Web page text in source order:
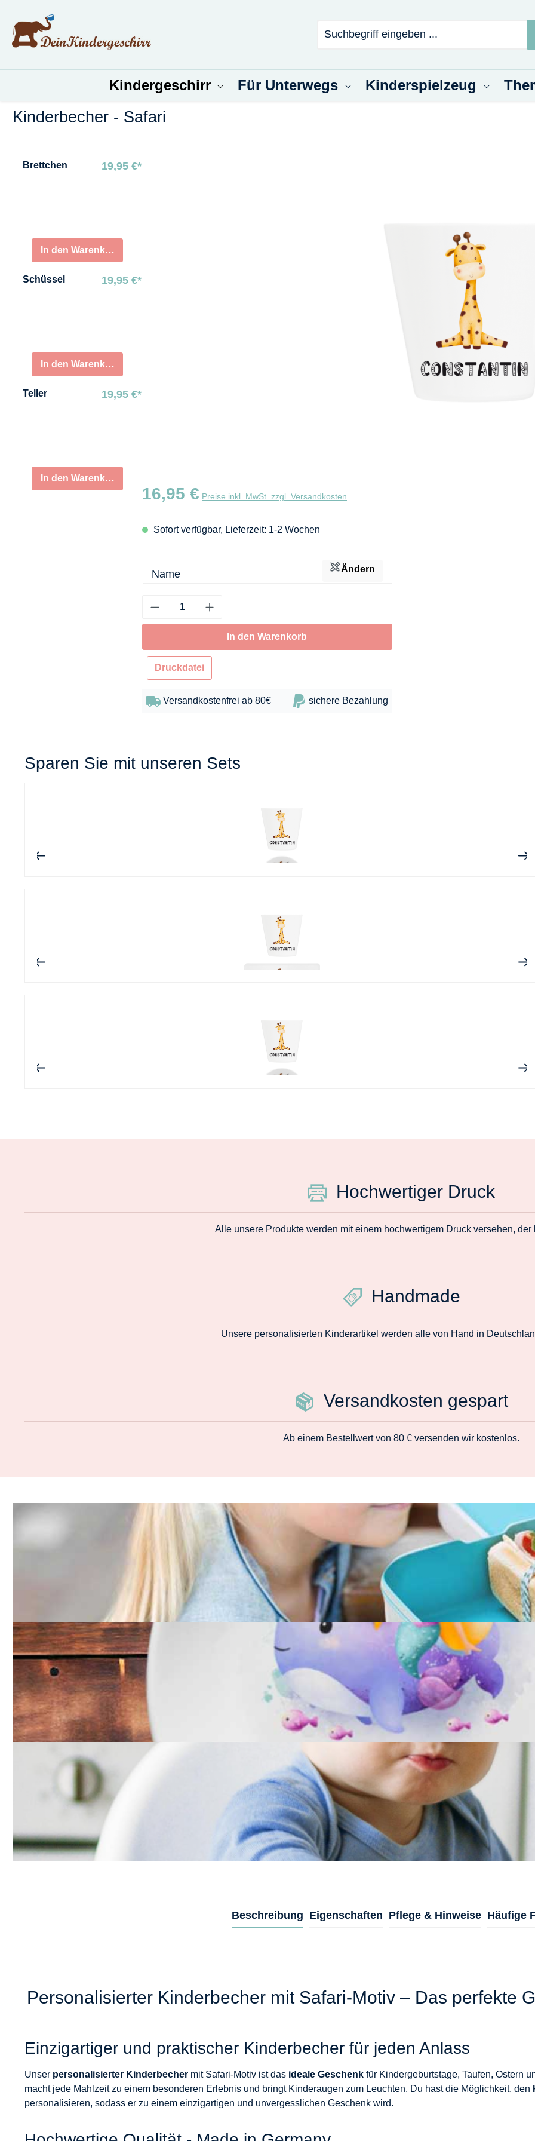
Hauptinhalt springen
Zur Suche springen
Kindergeschirr Für Unterwegs Kinderspielzeug
Kinderbecher - Safari
Brettchen 19,95 €*
In den Warenkorb
Schüssel 19,95 €*
In den Warenkorb
Teller 19,95 €*
In den Warenkorb
Regulärer Preis:
16,95 € Preise inkl. MwSt. zzgl. Versandkosten
Sofort verfügbar, Lieferzeit: 1-2 Wochen
Name Ändern
In den Warenkorb
Druckdatei
Versandkostenfrei ab 80€ sichere Bezahlung
Sparen Sie mit unseren Sets
Hochwertiger Druck
Alle unsere Produkte werden mit einem hochwertigem Druck versehen, der
Handmade
Unsere personalisierten Kinderartikel werden alle von Hand in
Versandkosten gespart
Ab einem Bestellwert von 80 € versenden wir kostenlos.
Beschreibung Eigenschaften Pflege & Hinweise Häufige
Personalisierter Kinderbecher mit Safari-Motiv – Das perfekte
Einzigartiger und praktischer Kinderbecher für jeden Anlass
Unser personalisierter Kinderbecher mit Safari-Motiv ist das ideale Geschenk für Kindergeburtstage, Taufen, Ostern
macht jede Mahlzeit zu einem besonderen Erlebnis und bringt Kinderaugen zum Leuchten. Du hast die Möglichkeit, den
personalisieren, sodass er zu einem einzigartigen und unvergesslichen Geschenk wird.